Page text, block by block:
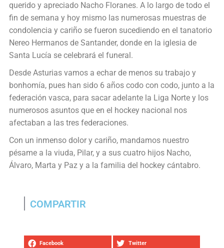
querido y apreciado Nacho Floranes. A lo largo de todo el
fin de semana y hoy mismo las numerosas muestras de
condolencia y cariño se fueron sucediendo en el tanatorio
Nereo Hermanos de Santander, donde en la iglesia de
Santa Lucía se celebrará el funeral.
Desde Asturias vamos a echar de menos su trabajo y
bonhomía, pues han sido 6 años codo con codo, junto a la
federación vasca, para sacar adelante la Liga Norte y los
numerosos asuntos que en el hockey nacional nos
afectaban a las tres federaciones.
Con un inmenso dolor y cariño, mandamos nuestro
pésame a la viuda, Pilar, y a sus cuatro hijos Nacho,
Álvaro, Marta y Paz y a la familia del hockey cántabro.
COMPARTIR
Facebook Twitter